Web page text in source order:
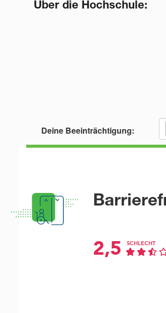
Über die Hochschule:
Deine Beeinträchtigung:
2,5 SCHLECHT